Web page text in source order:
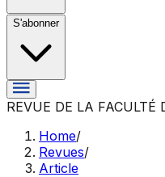
S'abonner
REVUE DE LA FACULTÉ
Home/
Revues/
Article